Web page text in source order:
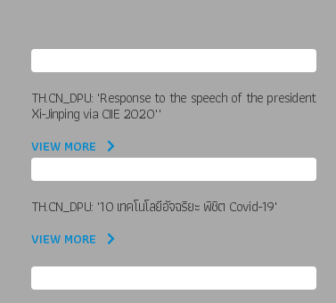
TH.CN_DPU: "Response to the speech of the president
Xi-Jinping via CIIE 2020""
VIEW MORE
TH.CN_DPU: "10 เทคโนโลยีอัจฉริยะ พิชิต Covid-19"
VIEW MORE